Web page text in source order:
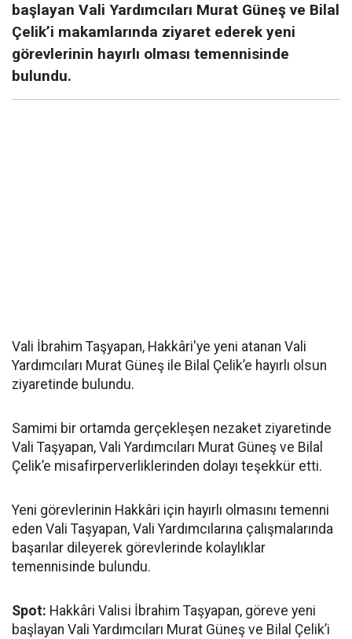
başlayan Vali Yardımcıları Murat Güneş ve Bilal
Çelik’i makamlarında ziyaret ederek yeni
görevlerinin hayırlı olması temennisinde
bulundu.
Vali İbrahim Taşyapan, Hakkâri'ye yeni atanan Vali
Yardımcıları Murat Güneş ile Bilal Çelik’e hayırlı olsun
ziyaretinde bulundu.
Samimi bir ortamda gerçekleşen nezaket ziyaretinde
Vali Taşyapan, Vali Yardımcıları Murat Güneş ve Bilal
Çelik’e misafirperverliklerinden dolayı teşekkür etti.
Yeni görevlerinin Hakkâri için hayırlı olmasını temenni
eden Vali Taşyapan, Vali Yardımcılarına çalışmalarında
başarılar dileyerek görevlerinde kolaylıklar
temennisinde bulundu.
Spot: Hakkâri Valisi İbrahim Taşyapan, göreve yeni
başlayan Vali Yardımcıları Murat Güneş ve Bilal Çelik’i